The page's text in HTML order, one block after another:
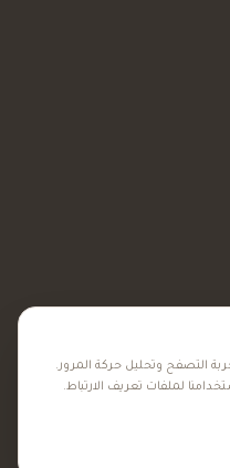
التصفح وتحليل حركة المرور.
لملفات تعريف الارتباط.